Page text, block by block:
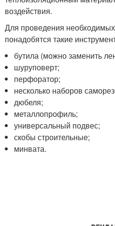
воздействия.
Для проведения
понадобятся такие
бутила (можно заменить
шуруповерт;
перфоратор;
несколько наборов
дюбеля;
металлопрофиль;
универсальный подвес;
скобы строительные;
минвата.